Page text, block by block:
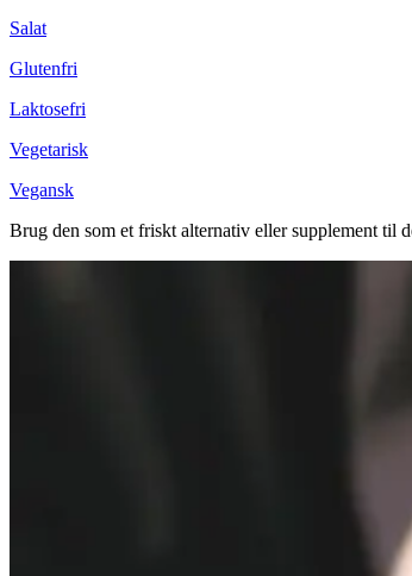
Salat
Glutenfri
Laktosefri
Vegetarisk
Vegansk
Brug den som et friskt alternativ eller supplement til